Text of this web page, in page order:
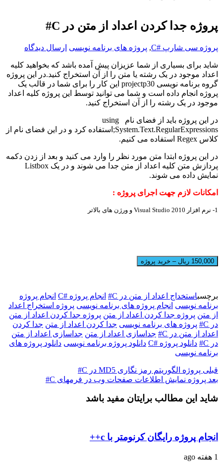
پروژه جدا کردن اعداد از متن در C#
پروژه سی شارپ #C , پروژه های برنامه نویسی ارسال دیدگاه
شاید برای بسیاری از شما عزیزان پیش آمده باشد که بخواهید کلیه
اعداد موجود در یک رشته یا متن را از آن استخراج کنید.در این پروژه
گروه برنامه نویسی projectp30 این کار را برای شما در قالب یک
پروژه انجام داده است و شما می توانید توسط این پروژه کلیه اعداد
موجود در یک رشته را از آن استخراج کنید.
در این پروژه باید از فضای نام using
System.Text.RegularExpressions;استفاده کرد و در این فضای نام از
کلاس Regex استفاده می کنیم.
در این پروژه ابتدا متن مورد نظر را وارد می کنید و بعد از زدن دکمه
پردازش متن کلیه اعداد از متن جدا می شوند و در یک Listbox
نمایش داده می شوند.
امکانات لازم جهت اجرای پروژه :
1- نرم افزار Visual Studio 2010 و ورژن های بالاتر
150,000 ریال – خرید پروژه
برچسباستخداج اعداد از متن در C# انجام پروژه #C
انجام پروژه
برنامه نویسی انجام پروژه های برنامه نویسی پروژه استخراج اعداد
از متن پروژه جدا کردن اعداد از متن پروژه جدا کردن اعداد از متن
در C#
پروژه های برنامه نویسی جدا کردن اعداد از متن جدا کردن
اعداد از متن در C#
جداسازی اعداد از متن جداسازی اعداد از متن
در C#
دانلود پروژه #C دانلود پروژه برنامه نویسی دانلود پروژه های
برنامه نویسی
قبلی پروژه الگوریتم رمز نگاری MD5 در C#
بعد پروژه نمایش اطلاعات صفحات وب در فرمهای C#
شاید این مطالب برایتان مفید باشد
انجام پروژه رایگان کرنومتر با c++
1 هفته ago